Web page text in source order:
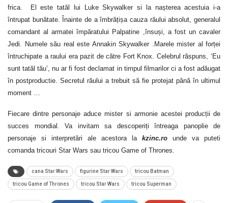
frica.
El este tatăl lui Luke Skywalker si la nașterea acestuia i-a
întrupat bunătate. Înainte de a îmbrățișa cauza răului absolut, generalul
comandant al armatei împăratului Palpatine ,însuși, a fost un cavaler
Jedi. Numele său real este Annakin Skywalker .Marele mister al forței
întruchipate a raului era pazit de către Fort Knox. Celebrul răspuns, ‘Eu
sunt tatăl tău’, nu ar fi fost declamat in timpul filmarilor ci a fost adăugat
în postproductie. Secretul răului a trebuit să fie protejat până în ultimul
moment …
Fiecare dintre personaje aduce mister si armonie acestei producții de
succes mondial. Va invitam sa descoperiți întreaga panoplie de
personaje si interpretări ale acestora la kzinc.ro
unde va puteti
comanda tricouri Star Wars sau tricou Game of Thrones.
cana Star Wars figurine Star Wars tricou Batman
tricou Game of Thrones tricou Star Wars tricou Superman